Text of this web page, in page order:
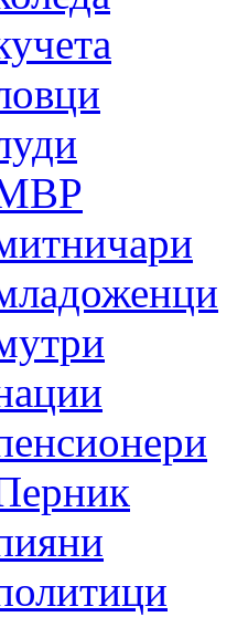
МВР